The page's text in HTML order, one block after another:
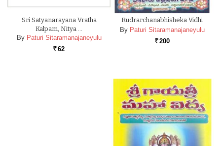
Sri Satyanarayana Vratha
Kalpam, Nitya …
By Paturi Sitaramanajaneyulu
Rs. 62
Rudrarchanabhisheka Vidhi
By Paturi Sitaramanajaneyulu
Rs. 200